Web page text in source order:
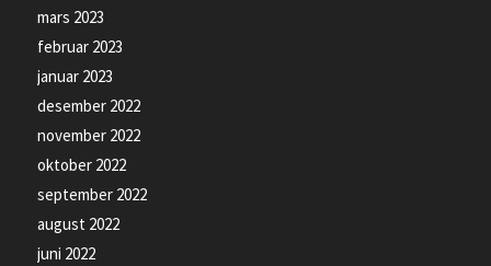
mars 2023
februar 2023
januar 2023
desember 2022
november 2022
oktober 2022
september 2022
august 2022
juni 2022